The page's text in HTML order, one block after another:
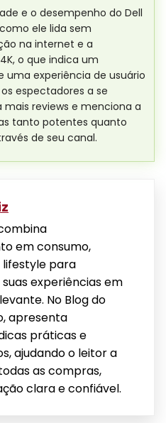
e o desempenho do Dell
ele lida sem
na internet e a
o que indica um
experiência de usuário
espectadores a se
reviews e menciona a
tanto potentes quanto
de seu canal.
em consumo,
para
experiências em
No Blog do
apresenta
práticas e
ajudando o leitor a
as compras,
clara e confiável.